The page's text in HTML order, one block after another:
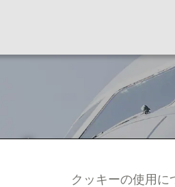
（FW）
クッキーの使用に